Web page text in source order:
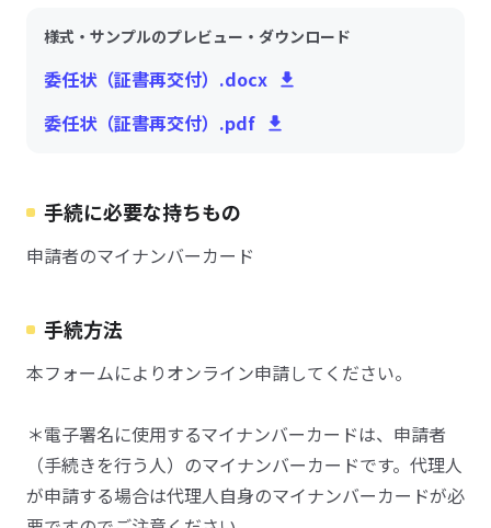
様式・サンプルのプレビュー・ダウンロード
委任状（証書再交付）.docx
委任状（証書再交付）.pdf
手続に必要な持ちもの
申請者のマイナンバーカード
手続方法
本フォームによりオンライン申請してください。
＊電子署名に使用するマイナンバーカードは、申請者
（手続きを行う人）のマイナンバーカードです。代理人
が申請する場合は代理人自身のマイナンバーカードが必